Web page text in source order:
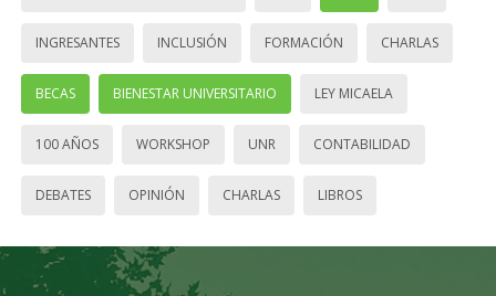
INGRESANTES INCLUSIÓN FORMACIÓN CHARLAS
BECAS BIENESTAR UNIVERSITARIO LEY MICAELA
100 AÑOS WORKSHOP UNR CONTABILIDAD
DEBATES OPINIÓN CHARLAS LIBROS